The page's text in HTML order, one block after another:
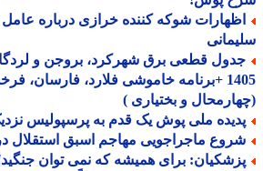
شوکه کننده خرازی درباره عامل
1405 +برنامه خاموشی فلارد، فارسان،
و بختیاری )
ملی پوش یک قدم به پرسپولیس نزدیک
ماجراجویی مهاجم اسبق استقلال در
برای همیشه که نمی توان جنگید؛